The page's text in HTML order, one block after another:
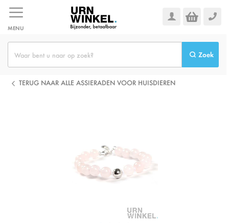
naar
de
inhoud
MENU
Zoek
TERUG NAAR ALLE ASSIERADEN VOOR HUISDIEREN